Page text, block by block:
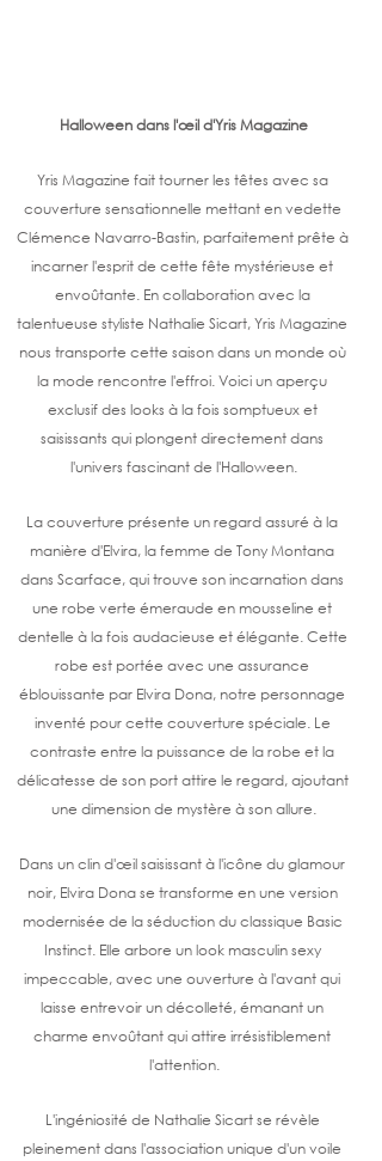
Halloween dans l'œil d'Yris Magazine
Yris Magazine fait tourner les têtes avec sa
couverture sensationnelle mettant en vedette
Clémence Navarro-Bastin, parfaitement prête à
incarner l'esprit de cette fête mystérieuse et
envoûtante. En collaboration avec la
talentueuse styliste Nathalie Sicart, Yris Magazine
nous transporte cette saison dans un monde où
la mode rencontre l'effroi. Voici un aperçu
exclusif des looks à la fois somptueux et
saisissants qui plongent directement dans
l'univers fascinant de l'Halloween.
La couverture présente un regard assuré à la
manière d'Elvira, la femme de Tony Montana
dans Scarface, qui trouve son incarnation dans
une robe verte émeraude en mousseline et
dentelle à la fois audacieuse et élégante. Cette
robe est portée avec une assurance
éblouissante par Elvira Dona, notre personnage
inventé pour cette couverture spéciale. Le
contraste entre la puissance de la robe et la
délicatesse de son port attire le regard, ajoutant
une dimension de mystère à son allure.
Dans un clin d'œil saisissant à l'icône du glamour
noir, Elvira Dona se transforme en une version
modernisée de la séduction du classique Basic
Instinct. Elle arbore un look masculin sexy
impeccable, avec une ouverture à l'avant qui
laisse entrevoir un décolleté, émanant un
charme envoûtant qui attire irrésistiblement
l'attention.
L'ingéniosité de Nathalie Sicart se révèle
pleinement dans l'association unique d'un voile